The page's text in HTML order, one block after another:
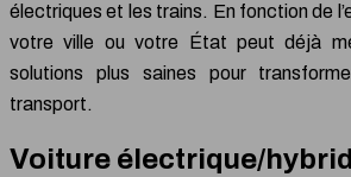
électriques et les trains. En fonction de
votre ville ou votre État peut déjà
solutions plus saines pour
transport.
Voiture électrique/